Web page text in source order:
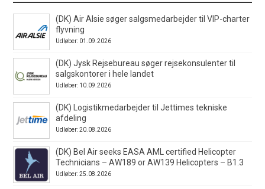
(DK) Air Alsie søger salgsmedarbejder til VIP-charter
flyvning
Udløber: 01.09.2026
(DK) Jysk Rejsebureau søger rejsekonsulenter til
salgskontorer i hele landet
Udløber: 10.09.2026
(DK) Logistikmedarbejder til Jettimes tekniske
afdeling
Udløber: 20.08.2026
(DK) Bel Air seeks EASA AML certified Helicopter
Technicians – AW189 or AW139 Helicopters – B1.3
Udløber: 25.08.2026